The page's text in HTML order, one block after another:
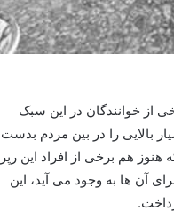
از خوانندگان در این سبک
بالایی را در بین مردم بدست
هم برخی از افراد این رپر
آن ها به وجود می‌ آید، این